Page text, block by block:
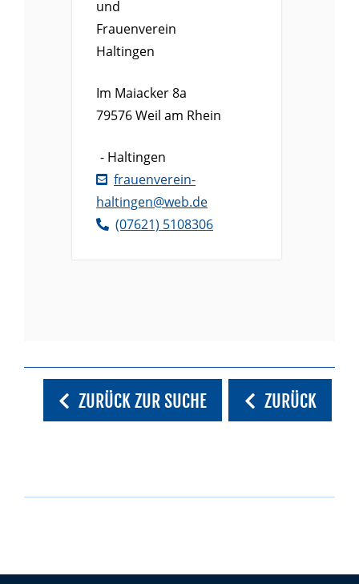
und
Frauenverein
Haltingen
Haltingen
Im Maiacker 8a
79576Weil am Rhein
frauenverein-
haltingen@web.de
(07621) 5108306
ZURÜCK ZUR SUCHE ZURÜCK